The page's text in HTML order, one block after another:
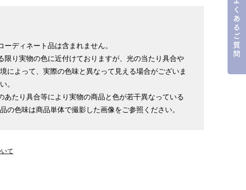
ディネート品は含まれません。
限り実物の色に近付けておりますが、光の当たり具合や
によって、実際の色味と異なって見える場合がございま
。
あたり具合等により実物の商品と色が若干異なっている
の色味は商品単体で撮影した画像をご参照ください。
て